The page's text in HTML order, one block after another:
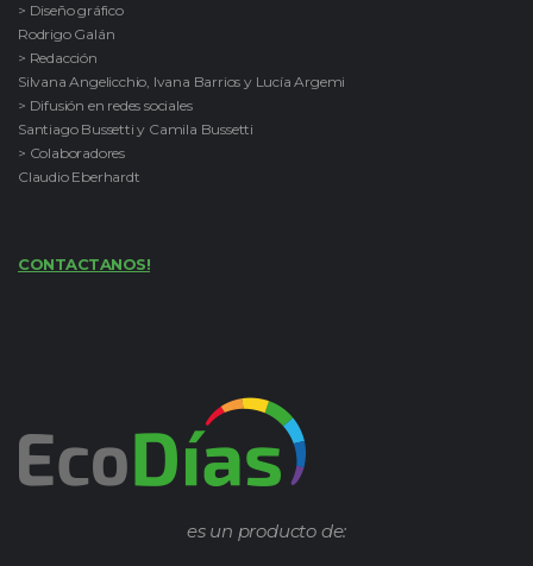
> Diseño gráfico
Rodrigo Galán
> Redacción
Silvana Angelicchio, Ivana Barrios y Lucía Argemi
> Difusión en redes sociales
Santiago Bussetti y Camila Bussetti
> Colaboradores
Claudio Eberhardt
CONTACTANOS!
es un producto de: